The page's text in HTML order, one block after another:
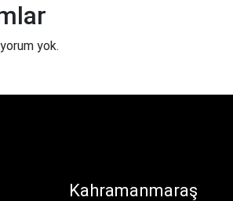
yok.
Kahramanmaraş